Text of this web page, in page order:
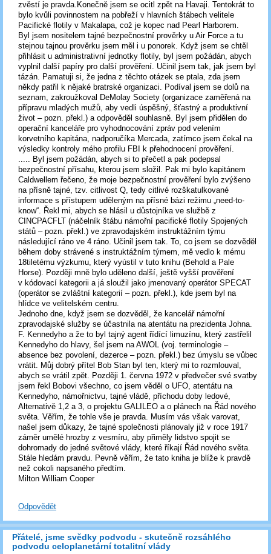
zvěstí je pravda.Konečně jsem se ocitl zpět na Havaji. Tentokrát to
bylo kvůli povinnostem na pobřeží v hlavních štábech velitele
Pacifické flotily v Makalapa, což je kopec nad Pearl Harborem.
Byl jsem nositelem tajné bezpečnostní prověrky u Air Force a tu
stejnou tajnou prověrku jsem měl i u ponorek. Když jsem se chtěl
přihlásit u administrativní jednotky flotily, byl jsem požádán, abych
vyplnil další papíry pro další prověření. Učinil jsem tak, jak jsem byl
tázán. Pamatuji si, že jedna z těchto otázek se ptala, zda jsem
někdy patřil k nějaké bratrské organizaci. Podíval jsem se dolů na
seznam, zakroužkoval DeMolay Society (organizace zaměřená na
přípravu mladých mužů, aby vedli úspěšný, šťastný a produktivní
život – pozn. překl.) a odpověděl souhlasně. Byl jsem přidělen do
operační kanceláře pro vyhodnocování zpráv pod velením
korvetního kapitána, nadporučíka Mercada, zatímco jsem čekal na
výsledky kontroly mého profilu FBI k přehodnocení prověření.
..... Byl jsem požádán, abych si to přečetl a pak podepsal
bezpečnostní přísahu, kterou jsem složil. Pak mi bylo kapitánem
Caldwellem řečeno, že moje bezpečnostní prověření bylo zvýšeno
na přísně tajné, tzv. citlivost Q, tedy citlivé rozškatulkované
informace s přístupem uděleným na přísné bázi režimu „need-to-
know“. Řekl mi, abych se hlásil u důstojníka ve službě z
CINCPACFLT (náčelník štábu námořní pacifické flotily Spojených
států – pozn. překl.) ve zpravodajském instruktážním týmu
následující ráno ve 4 ráno. Učinil jsem tak. To, co jsem se dozvěděl
během doby strávené s instruktážním týmem, mě vedlo k mému
18tiletému výzkumu, který vyústil v tuto knihu (Behold a Pale
Horse). Později mně bylo uděleno další, ještě vyšší prověření
v kódovací kategorii a já sloužil jako jmenovaný operátor SPECAT
(operátor se zvláštní kategorií – pozn. překl.), kde jsem byl na
hlídce ve velitelském centru.
Jednoho dne, když jsem se dozvěděl, že kancelář námořní
zpravodajské služby se účastnila na atentátu na prezidenta Johna.
F. Kennedyho a že to byl tajný agent řídící limuzínu, který zastřelil
Kennedyho do hlavy, šel jsem na AWOL (voj. terminologie –
absence bez povolení, dezerce – pozn. překl.) bez úmyslu se vůbec
vrátit. Můj dobrý přítel Bob Stan byl ten, který mi to rozmlouval,
abych se vrátil zpět. Později 1. června 1972 v předvečer své svatby
jsem řekl Bobovi všechno, co jsem věděl o UFO, atentátu na
Kennedyho, námořnictvu, tajné vládě, příchodu doby ledové,
Alternativě 1,2 a 3, o projektu GALILEO a o plánech na Řád nového
světa. Věřím, že tohle vše je pravda. Musím vás však varovat,
našel jsem důkazy, že tajné společnosti plánovaly již v roce 1917
záměr umělé hrozby z vesmíru, aby přiměly lidstvo spojit se
dohromady do jedné světové vlády, které říkají Řád nového světa.
Stále hledám pravdu. Pevně věřím, že tato kniha je blíže k pravdě
než cokoli napsaného předtím.
Milton William Cooper
Odpovědět
Přátelé, jsme svědky podvodu - skutečně rozsáhlého
podvodu celoplanetární totalitní vlády